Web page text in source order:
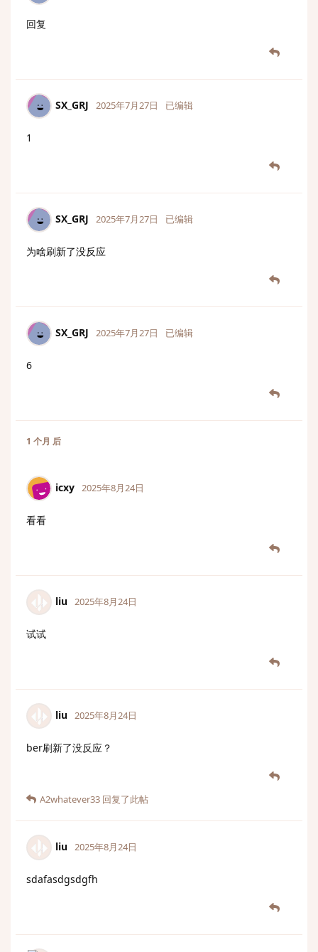
回复
SX_GRJ 2025年7月27日 已编辑
1
SX_GRJ 2025年7月27日 已编辑
为啥刷新了没反应
SX_GRJ 2025年7月27日 已编辑
6
1 个月 后
icxy 2025年8月24日
看看
liu 2025年8月24日
试试
liu 2025年8月24日
ber刷新了没反应？
A2whatever33 回复了此帖
liu 2025年8月24日
sdafasdgsdgfh